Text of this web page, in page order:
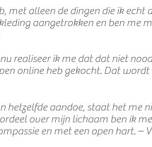
met alleen de dingen die ik echt
aangetrokken en ben me
realiseer ik me dat dat niet
online heb gekocht. Dat wordt
hetzelfde aandoe, staat het me
over mijn lichaam ben ik
en met een open hart. –